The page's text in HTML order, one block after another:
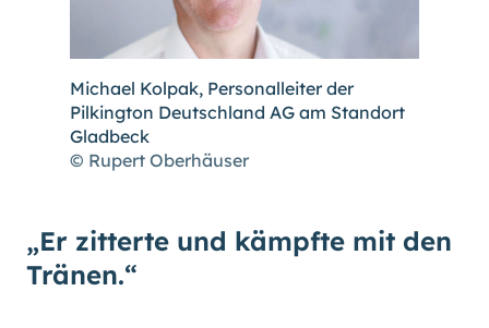
Michael Kolpak, Personalleiter der
Pilkington Deutschland AG am Standort
Gladbeck
© Rupert Oberhäuser
„Er zitterte und kämpfte mit den
Tränen.“